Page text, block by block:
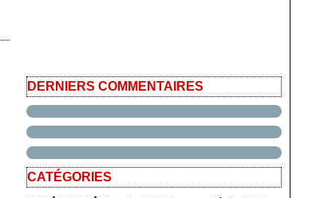
DERNIERS COMMENTAIRES
CATÉGORIES